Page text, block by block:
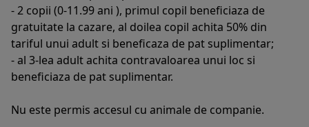
- 2 copii (0-11.99 ani ), primul copil beneficiaza de
gratuitate la cazare, al doilea copil achita 50% din
tariful unui adult si beneficaza de pat suplimentar;
- al 3-lea adult achita contravaloarea unui loc si
beneficiaza de pat suplimentar.
Nu este permis accesul cu animale de companie.